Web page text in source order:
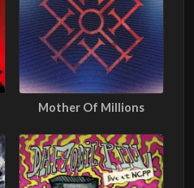
Mother Of Millions